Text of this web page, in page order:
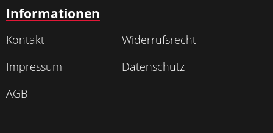
Informationen
Kontakt
Widerrufsrecht
Impressum
Datenschutz
AGB